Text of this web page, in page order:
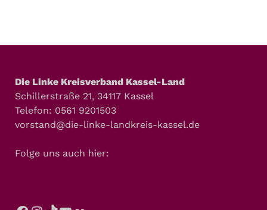
Die Linke Kreisverband Kassel-Land
Schillerstraße 21, 34117 Kassel
Telefon: 0561 9201503
vorstand@die-linke-landkreis-kassel.de
Folge uns auch hier: